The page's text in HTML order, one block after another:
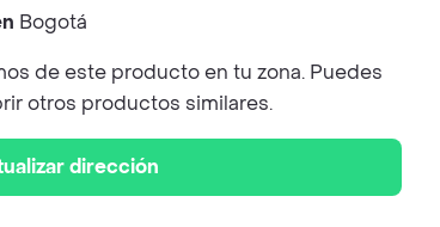
Bogotá
de este producto en tu zona. Puedes
otros productos similares.
dirección